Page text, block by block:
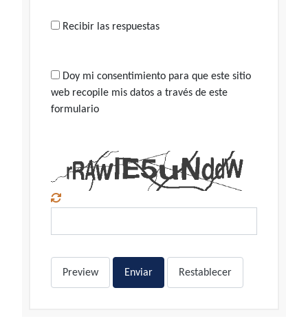
Recibir las respuestas
Doy mi consentimiento para que este sitio
web recopile mis datos a través de este
formulario
Preview Enviar Restablecer